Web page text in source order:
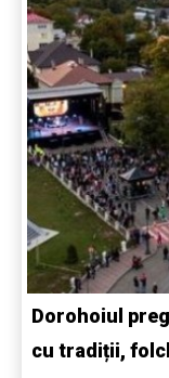
Dorohoiul
cu tradiții,